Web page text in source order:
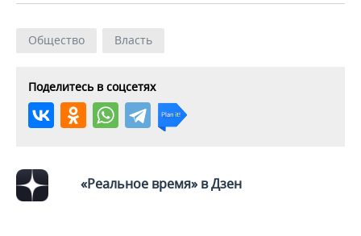
КИБЕРСПОРТ
ВОДНЫЕ ВИДЫ СПОРТА
КУЛЬТУРА
ОБРАЗОВАНИЕ
СПИСОК КОМПАНИЙ
Общество Власть
Поделитесь в соцсетях
«Реальное время» в Дзен